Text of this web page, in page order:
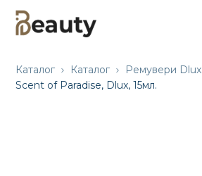
Каталог Каталог Ремувери Dlux
Scent of Paradise, Dlux, 15мл.